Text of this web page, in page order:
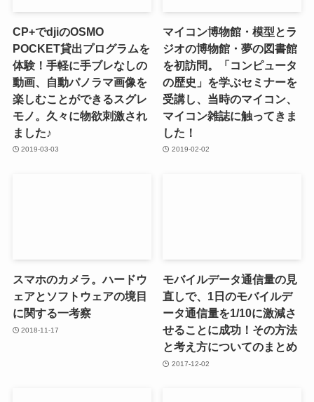
CP+でdjiのOSMO
POCKET貸出プログラムを
体験！手軽に手ブレなしの
動画、自動パノラマ画像を
楽しむことができるスグレ
モノ。久々に物欲刺激され
ました♪
2019-03-03
マイコン博物館・模型とラ
ジオの博物館・夢の図書館
を初訪問。「コンピュータ
の歴史」を学ぶセミナーを
受講し、当時のマイコン、
マイコン雑誌に触ってきま
した！
2019-02-02
スマホのカメラ。ハードウ
ェアとソフトウェアの境目
に関する一考察
2018-11-17
モバイルデータ通信量の見
直しで、1日のモバイルデ
ータ通信量を1/10に激減さ
せることに成功！その方法
と考え方についてのまとめ
2017-12-02